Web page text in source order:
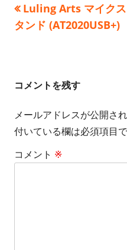
リ
投
ビ
ゲ
ー
シ
前
の
Luling Arts マイクス
タンド (AT2020USB+)
コメントを残す
メールアドレスが公開さ
付いている欄は必須項目
コメント ※